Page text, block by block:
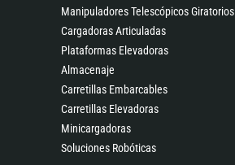
Manipuladores Telescópicos Giratorios
Cargadoras Articuladas
Plataformas Elevadoras
Almacenaje
Carretillas Embarcables
Carretillas Elevadoras
Minicargadoras
Soluciones Robóticas